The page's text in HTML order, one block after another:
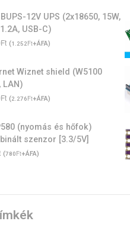
12V UPS (2x18650, 15W,
USB-C)
Ft (1.252Ft+ÁFA)
Wiznet shield (W5100
LAN)
Ft (2.276Ft+ÁFA)
(nyomás és hőfok)
szenzor [3.3/5V]
(780Ft+ÁFA)